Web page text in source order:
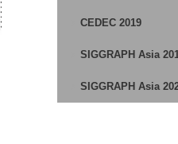
CEDEC 2019
SIGGRAPH Asia
SIGGRAPH Asia